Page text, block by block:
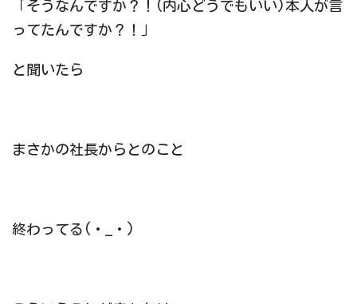
「そうなんですか？！(内心どうでもいい)本人が言
ってたんですか？！」
と聞いたら
まさかの社長からとのこと
終わってる(・_・)